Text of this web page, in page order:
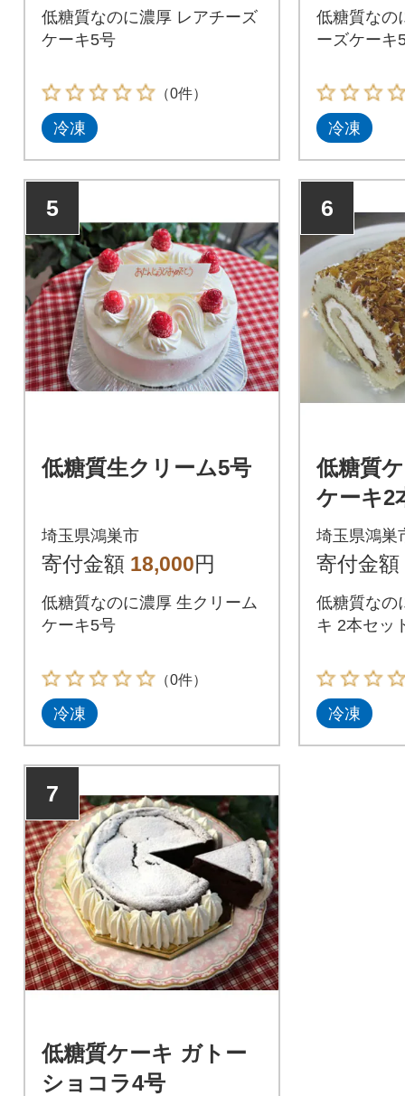
低糖質なのに濃厚 レアチーズ
ケーキ5号
（0件）
冷凍
低糖質なの
ーズケーキ
冷凍
5
低糖質生クリーム5号
埼玉県鴻巣市
寄付金額 18,000円
低糖質なのに濃厚 生クリーム
ケーキ5号
（0件）
冷凍
6
低糖質
ケーキ2
モンド
ッシュ
埼玉県鴻巣
寄付金額
低糖質なの
キ 2本セッ
冷凍
7
低糖質ケーキ ガトー
ショコラ4号